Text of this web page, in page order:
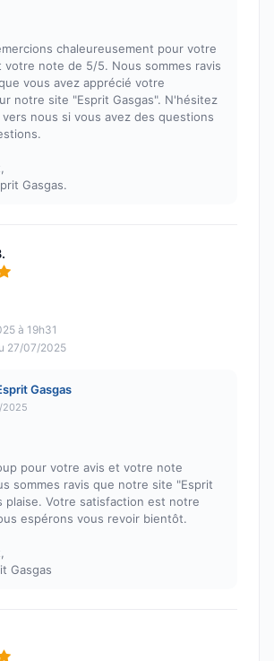
chaleureusement pour votre
votre note de 5/5. Nous sommes ravis
vous avez apprécié votre
notre site "Esprit Gasgas". N'hésitez
vers nous si vous avez des questions
Gasgas.
5
à 19h31
27/07/2025
Gasgas
2025
pour votre avis et votre note
sommes ravis que notre site "Esprit
plaise. Votre satisfaction est notre
espérons vous revoir bientôt.
Gasgas